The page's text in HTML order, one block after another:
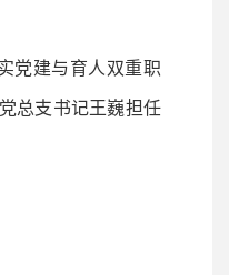
党建与育人双重职
总支书记王巍担任